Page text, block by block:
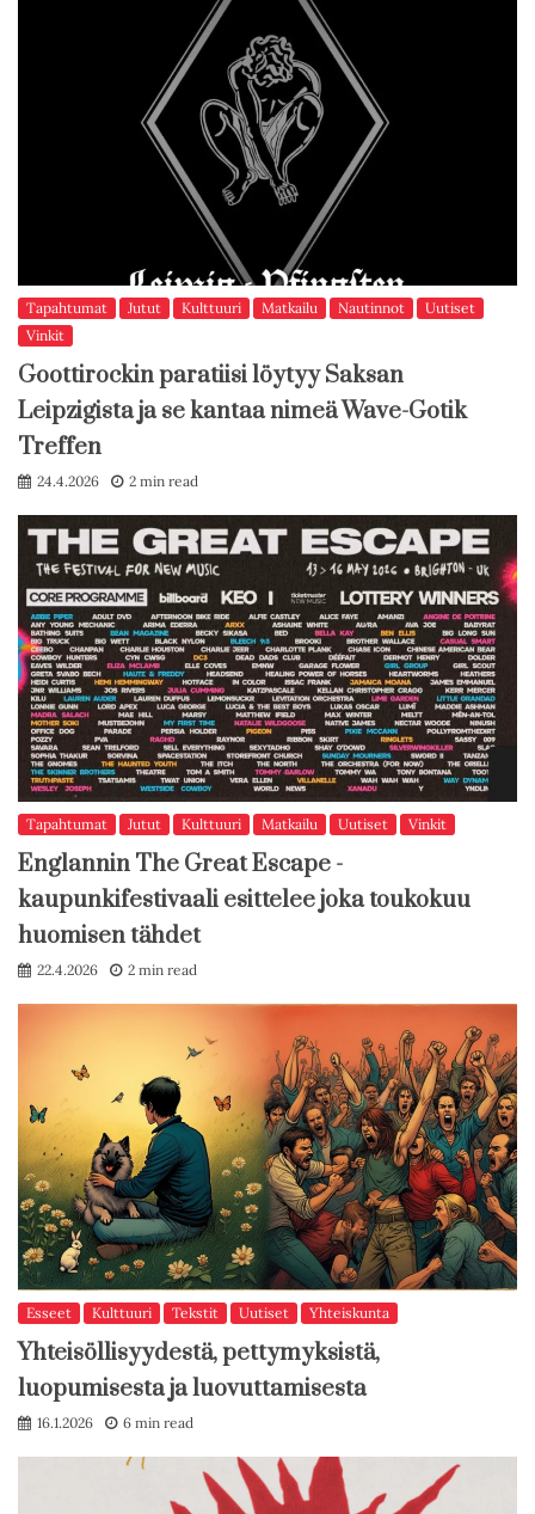
Tapahtumat Jutut Kulttuuri Matkailu Nautinnot
Uutiset
Vinkit
Goottirockin paratiisi löytyy Saksan
Leipzigista ja se kantaa nimeä Wave-Gotik
Treffen
24.4.2026 2 min read
Tapahtumat Jutut Kulttuuri Matkailu Uutiset Vinkit
Englannin The Great Escape -
kaupunkifestivaali esittelee joka toukokuu
huomisen tähdet
22.4.2026 2 min read
Esseet Kulttuuri Tekstit Uutiset Yhteiskunta
Yhteisöllisyydestä, pettymyksistä,
luopumisesta ja luovuttamisesta
16.1.2026 6 min read